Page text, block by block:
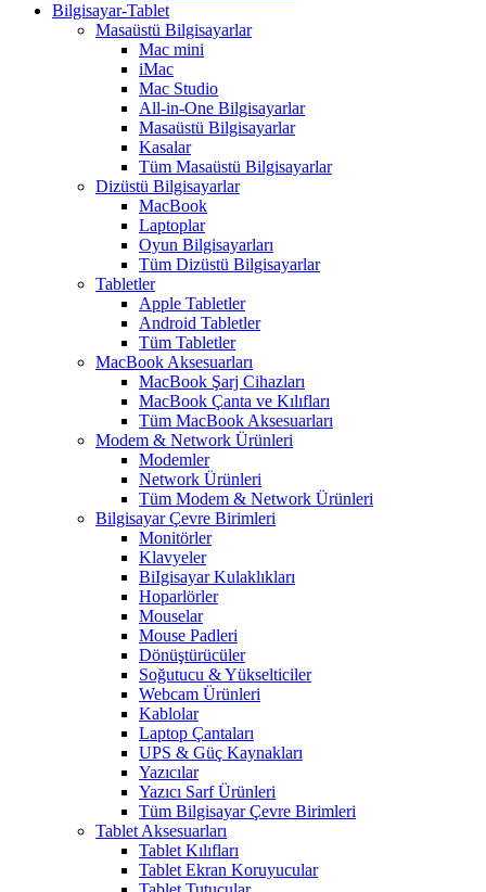
Bilgisayar-Tablet
Masaüstü Bilgisayarlar
Mac mini
iMac
Mac Studio
All-in-One Bilgisayarlar
Masaüstü Bilgisayarlar
Kasalar
Tüm Masaüstü Bilgisayarlar
Dizüstü Bilgisayarlar
MacBook
Laptoplar
Oyun Bilgisayarları
Tüm Dizüstü Bilgisayarlar
Tabletler
Apple Tabletler
Android Tabletler
Tüm Tabletler
MacBook Aksesuarları
MacBook Şarj Cihazları
MacBook Çanta ve Kılıfları
Tüm MacBook Aksesuarları
Modem & Network Ürünleri
Modemler
Network Ürünleri
Tüm Modem & Network Ürünleri
Bilgisayar Çevre Birimleri
Monitörler
Klavyeler
BiIgisayar Kulaklıkları
Hoparlörler
Mouselar
Mouse Padleri
Dönüştürücüler
Soğutucu & Yükselticiler
Webcam Ürünleri
Kablolar
Laptop Çantaları
UPS & Güç Kaynakları
Yazıcılar
Yazıcı Sarf Ürünleri
Tüm Bilgisayar Çevre Birimleri
Tablet Aksesuarları
Tablet Kılıfları
Tablet Ekran Koruyucular